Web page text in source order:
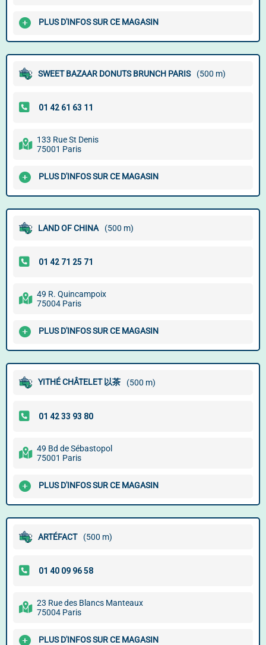
PLUS D'INFOS SUR CE MAGASIN
SWEET BAZAAR DONUTS BRUNCH PARIS (500 m)
133 Rue St Denis
75001 Paris
PLUS D'INFOS SUR CE MAGASIN
LAND OF CHINA (500 m)
49 R. Quincampoix
75004 Paris
PLUS D'INFOS SUR CE MAGASIN
YITHÉ CHÂTELET 以茶 (500 m)
49 Bd de Sébastopol
75001 Paris
PLUS D'INFOS SUR CE MAGASIN
ARTÉFACT (500 m)
23 Rue des Blancs Manteaux
75004 Paris
PLUS D'INFOS SUR CE MAGASIN